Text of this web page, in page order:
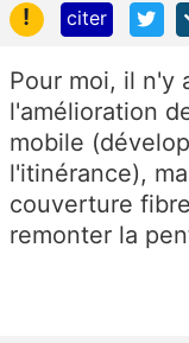
!
citer
Pour moi, il n'y
l'amélioration
mobile
l'itinérance),
couverture
remonter la